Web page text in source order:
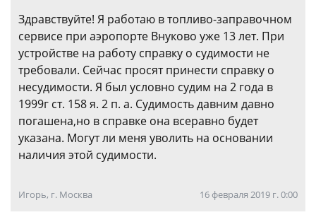
Здравствуйте! Я работаю в топливо-заправочном
сервисе при аэропорте Внуково уже 13 лет. При
устройстве на работу справку о судимости не
требовали. Сейчас просят принести справку о
несудимости. Я был условно судим на 2 года в
1999г ст. 158 я. 2 п. а. Судимость давним давно
погашена,но в справке она всеравно будет
указана. Могут ли меня уволить на основании
наличия этой судимости.
Игорь, г. Москва 16 февраля 2019 г. 0:00